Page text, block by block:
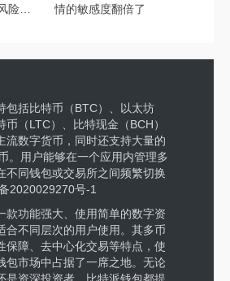
险预
情的敏感度翻倍了
包括比特币（BTC）、以太坊
币（LTC）、比特现金（BCH）
流数字货币，同时还支持大量的
。用户能够在一个应用内管理多
不同钱包或交易所之间频繁切换
2020029270号-1
款功能强大、使用简单的数字资
合不同层次的用户使用。其多币
保障、去中心化交易等特点，使
包市场中占据了一席之地。无论